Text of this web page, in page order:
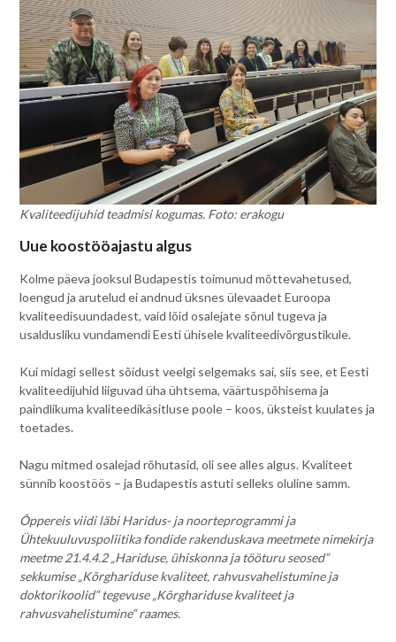
Kvaliteedijuhid teadmisi kogumas. Foto: erakogu
Uue koostööajastu algus
Kolme päeva jooksul Budapestis toimunud mõttevahetused,
loengud ja arutelud ei andnud üksnes ülevaadet Euroopa
kvaliteedisuundadest, vaid lõid osalejate sõnul tugeva ja
usaldusliku vundamendi Eesti ühisele kvaliteedivõrgustikule.
Kui midagi sellest sõidust veelgi selgemaks sai, siis see, et Eesti
kvaliteedijuhid liiguvad üha ühtsema, väärtuspõhisema ja
paindlikuma kvaliteedikäsitluse poole – koos, üksteist kuulates ja
toetades.
Nagu mitmed osalejad rõhutasid, oli see alles algus. Kvaliteet
sünnib koostöös – ja Budapestis astuti selleks oluline samm.
Õppereis viidi läbi Haridus- ja noorteprogrammi ja
Ühtekuuluvuspoliitika fondide rakenduskava meetmete nimekirja
meetme 21.4.4.2 „Hariduse, ühiskonna ja tööturu seosed“
sekkumise „Kõrghariduse kvaliteet, rahvusvahelistumine ja
doktorikoolid“ tegevuse „Kõrghariduse kvaliteet ja
rahvusvahelistumine“ raames.